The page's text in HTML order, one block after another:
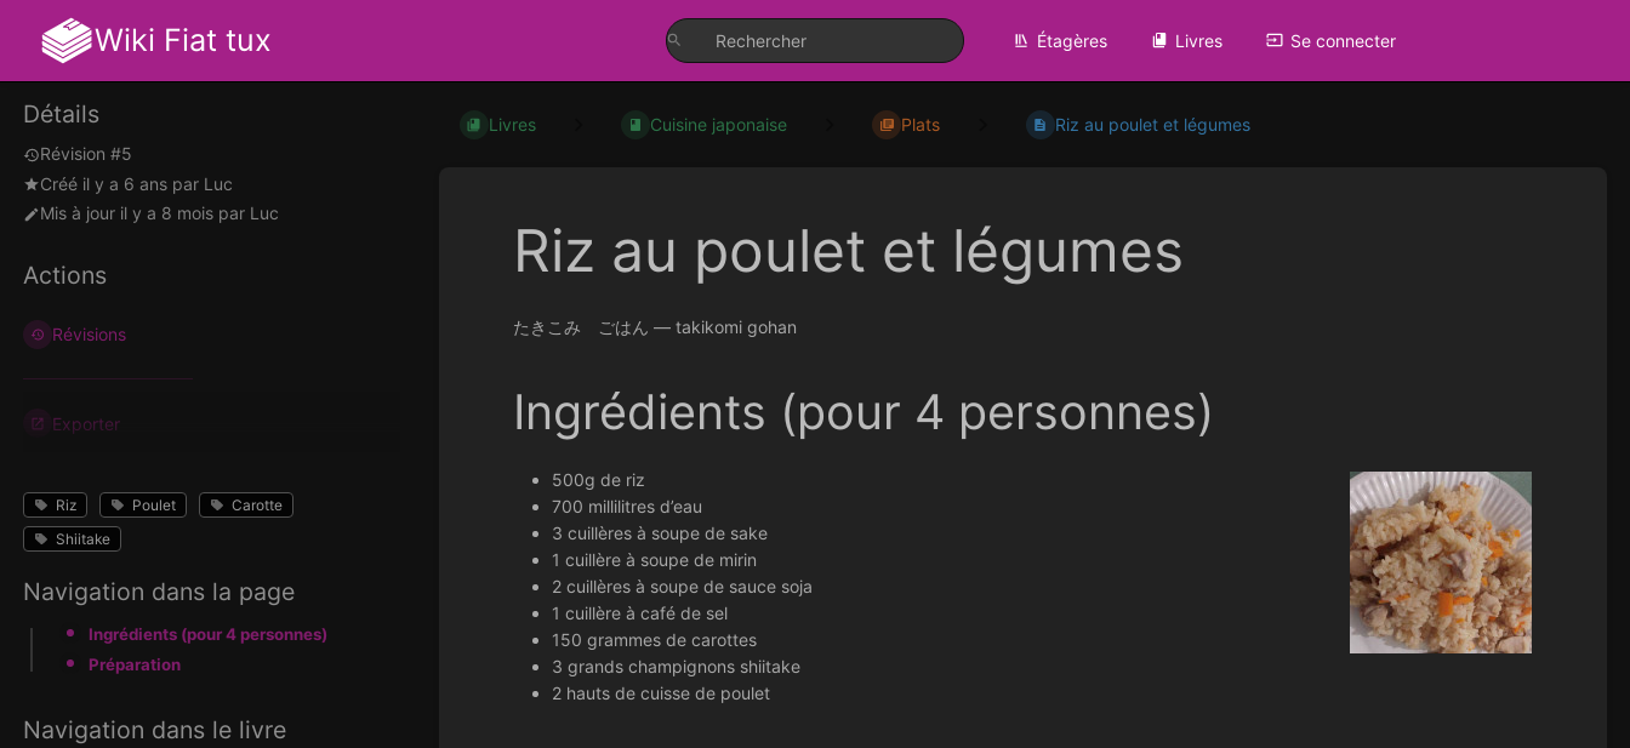
Wiki Fiat tux Étagères Livres Se connecter
Détails
Révision #5
Créé il y a 6 ans par Luc
Mis à jour il y a 8 mois par Luc
Actions
Révisions
Exporter
Riz Poulet
Carotte
Shiitake
Navigation dans la page
Ingrédients (pour 4 personnes)
Préparation
Navigation dans le livre
Livres Cuisine japonaise Plats Riz au poulet et légumes
Riz au poulet et légumes
たきこみ ごはん — takikomi gohan
Ingrédients (pour 4 personnes)
500g de riz
700 millilitres d’eau
3 cuillères à soupe de sake
1 cuillère à soupe de mirin
2 cuillères à soupe de sauce soja
1 cuillère à café de sel
150 grammes de carottes
3 grands champignons shiitake
2 hauts de cuisse de poulet